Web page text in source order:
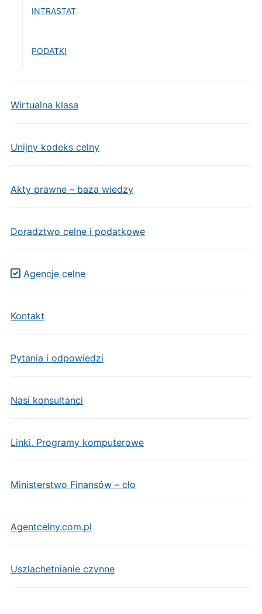
INTRASTAT
PODATKI
Wirtualna klasa
Unijny kodeks celny
Akty prawne – baza wiedzy
Doradztwo celne i podatkowe
Agencje celne
Kontakt
Pytania i odpowiedzi
Nasi konsultanci
Linki. Programy komputerowe
Ministerstwo Finansów – cło
Agentcelny.com.pl
Uszlachetnianie czynne